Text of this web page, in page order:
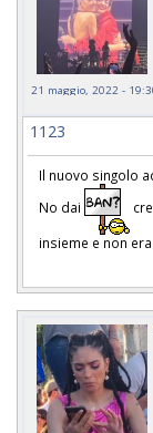
21 maggio, 2022 -
1123
Il nuovo singolo
No dai
insieme e non